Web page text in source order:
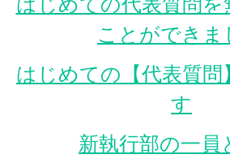
ことができま
はじめての【代表質問
す
新執行部の一員